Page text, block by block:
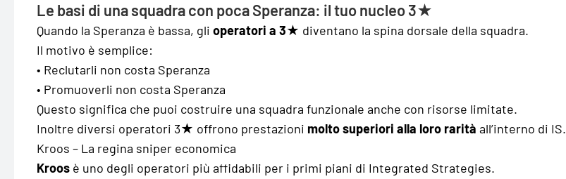
Le basi di una squadra con poca Speranza: il tuo nucleo 3★
Quando la Speranza è bassa, gli operatori a 3★ diventano la spina dorsale della squadra.
Il motivo è semplice:
• Reclutarli non costa Speranza
• Promuoverli non costa Speranza
Questo significa che puoi costruire una squadra funzionale anche con risorse limitate.
Inoltre diversi operatori 3★ offrono prestazioni molto superiori alla loro rarità all’interno di IS.
Kroos – La regina sniper economica
Kroos è uno degli operatori più affidabili per i primi piani di Integrated Strategies.